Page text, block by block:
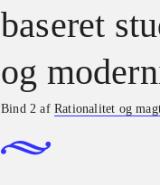
baseret
og
Bind 2 afRationalitet og